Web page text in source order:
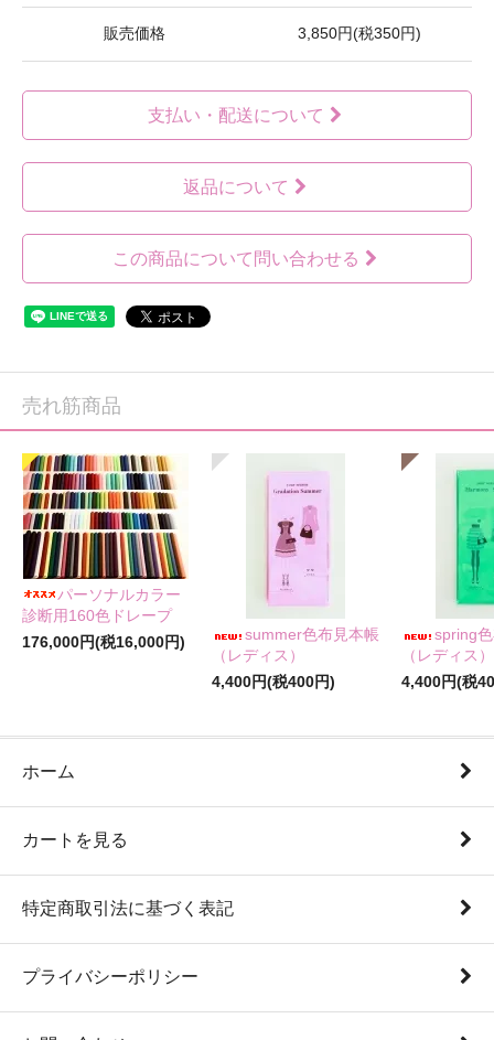
販売価格 3,850円(税350円)
支払い・配送について
返品について
この商品について問い合わせる
売れ筋商品
パーソナルカラー
診断用160色ドレープ
176,000円(税16,000円)
summer色布見本帳
（レディス）
4,400円(税400円)
spring
（レディス）
4,400円(税
ホーム
カートを見る
特定商取引法に基づく表記
プライバシーポリシー